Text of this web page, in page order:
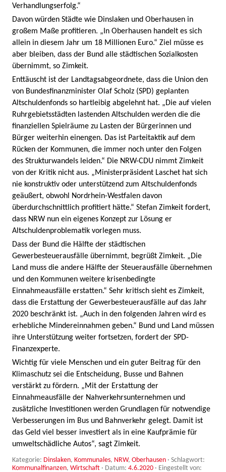
Verhandlungserfolg.“
Davon würden Städte wie Dinslaken und Oberhausen in
großem Maße profitieren. „In Oberhausen handelt es sich
allein in diesem Jahr um 18 Millionen Euro.“ Ziel müsse es
aber bleiben, dass der Bund alle städtischen Sozialkosten
übernimmt, so Zimkeit.
Enttäuscht ist der Landtagsabgeordnete, dass die Union den
von Bundesfinanzminister Olaf Scholz (SPD) geplanten
Altschuldenfonds so hartleibig abgelehnt hat. „Die auf vielen
Ruhrgebietsstädten lastenden Altschulden werden die die
finanziellen Spielräume zu Lasten der Bürgerinnen und
Bürger weiterhin einengen. Das ist Parteitaktik auf dem
Rücken der Kommunen, die immer noch unter den Folgen
des Strukturwandels leiden.“ Die NRW-CDU nimmt Zimkeit
von der Kritik nicht aus. „Ministerpräsident Laschet hat sich
nie konstruktiv oder unterstützend zum Altschuldenfonds
geäußert, obwohl Nordrhein-Westfalen davon
überdurchschnittlich profitiert hätte.“ Stefan Zimkeit fordert,
dass NRW nun ein eigenes Konzept zur Lösung er
Altschuldenproblematik vorlegen muss.
Dass der Bund die Hälfte der städtischen
Gewerbesteuerausfälle übernimmt, begrüßt Zimkeit. „Die
Land muss die andere Hälfte der Steuerausfälle übernehmen
und den Kommunen weitere krisenbedingte
Einnahmeausfälle erstatten.“ Sehr kritisch sieht es Zimkeit,
dass die Erstattung der Gewerbesteuerausfälle auf das Jahr
2020 beschränkt ist. „Auch in den folgenden Jahren wird es
erhebliche Mindereinnahmen geben.“ Bund und Land müssen
ihre Unterstützung weiter fortsetzen, fordert der SPD-
Finanzexperte.
Wichtig für viele Menschen und ein guter Beitrag für den
Klimaschutz sei die Entscheidung, Busse und Bahnen
verstärkt zu fördern. „Mit der Erstattung der
Einnahmeausfälle der Nahverkehrsunternehmen und
zusätzliche Investitionen werden Grundlagen für notwendige
Verbesserungen im Bus und Bahnverkehr gelegt. Damit ist
das Geld viel besser investiert als in eine Kaufprämie für
umweltschädliche Autos“, sagt Zimkeit.
Kategorie: Dinslaken, Kommunales, NRW, Oberhausen · Schlagwort:
Kommunalfinanzen, Wirtschaft · Datum: 4.6.2020 · Eingestellt von: